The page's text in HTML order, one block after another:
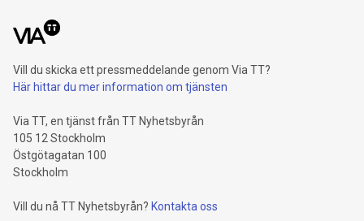
Vill du skicka ett pressmeddelande genom Via TT?
Här hittar du mer information om tjänsten
Via TT, en tjänst från TT Nyhetsbyrån
105 12 Stockholm
Östgötagatan 100
Stockholm
Vill du nå TT Nyhetsbyrån? Kontakta oss